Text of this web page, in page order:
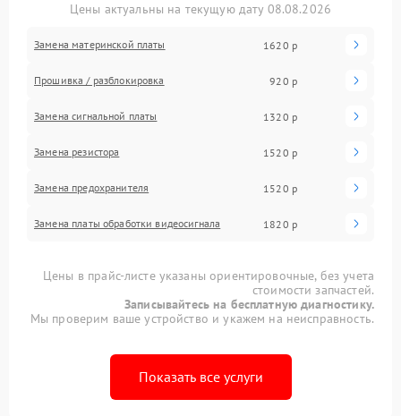
Цены актуальны на текущую дату 08.08.2026
Замена материнской платы 1620 р
Прошивка / разблокировка 920 р
Замена сигнальной платы 1320 р
Замена резистора 1520 р
Замена предохранителя 1520 р
Замена платы обработки видеосигнала 1820 р
Цены в прайс-листе указаны ориентировочные, без учета
стоимости запчастей.
Записывайтесь на бесплатную диагностику.
Мы проверим ваше устройство и укажем на неисправность.
Показать все услуги